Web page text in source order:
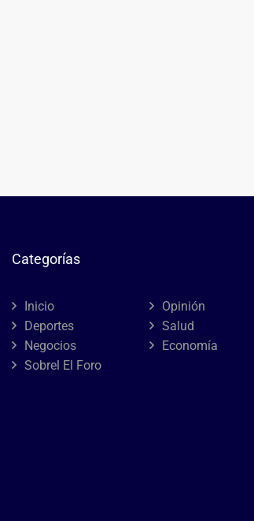
Categorías
Inicio
Opinión
Deportes
Salud
Negocios
Economía
Sobrel El Foro